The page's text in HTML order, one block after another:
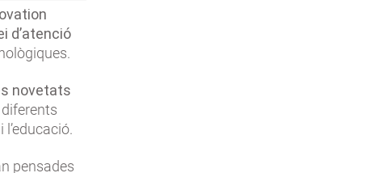
d’atenció
novetats
pensades